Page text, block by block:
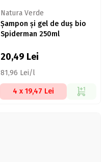
Natura Verde
Șampon și gel de duș bio
Spiderman 250ml
20,49 Lei
81,96 Lei/l
4 x 19,47 Lei